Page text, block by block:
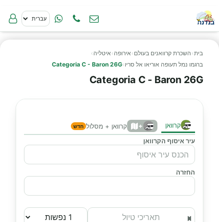
בית› השכרת קרוואנים בעולם › אירופה › איטליה ›
ברגמו נמל תעופה אוריאו אל סריו ›
Categoria C - Baron 26G
Categoria C - Baron 26G
קרוואן + קרוואן + מסלול חדש
עיר איסוף הקרוואן
החזרה